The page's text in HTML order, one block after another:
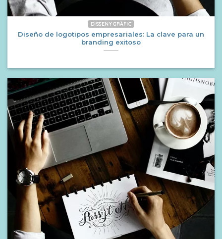
DISSENY GRÀFIC
Diseño de logotipos empresariales: La clave para un
branding exitoso